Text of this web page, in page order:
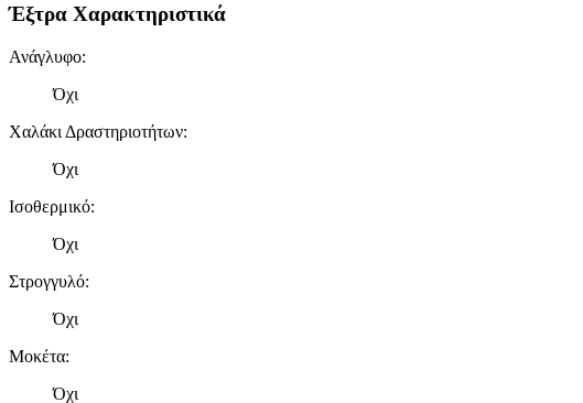
Έξτρα Χαρακτηριστικά
Ανάγλυφο:
Όχι
Χαλάκι Δραστηριοτήτων:
Όχι
Ισοθερμικό:
Όχι
Στρογγυλό:
Όχι
Μοκέτα:
Όχι